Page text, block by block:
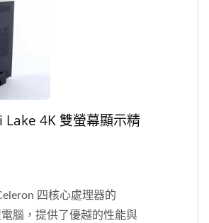
4K 雙螢幕顯示精
四核心處理器的
腦，提供了優越的性能與